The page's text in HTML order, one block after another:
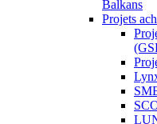
Balkans
Projets